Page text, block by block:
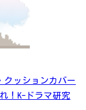
クッションカバー
！K-ドラマ研究